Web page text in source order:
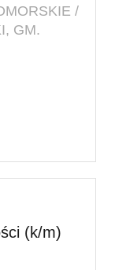
/
GM.
(k/m)